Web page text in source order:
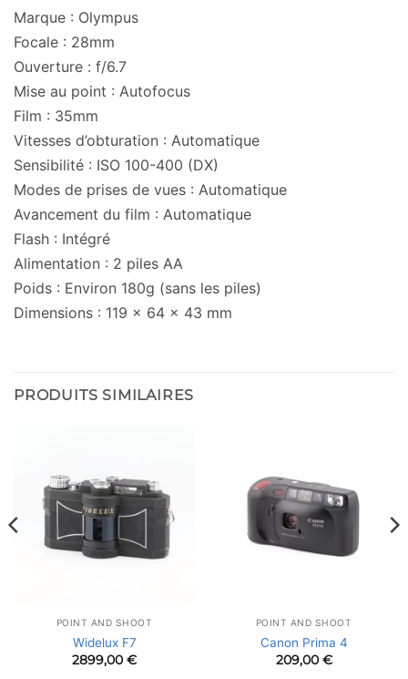
Marque : Olympus
Focale : 28mm
Ouverture : f/6.7
Mise au point : Autofocus
Film : 35mm
Vitesses d’obturation : Automatique
Sensibilité : ISO 100-400 (DX)
Modes de prises de vues : Automatique
Avancement du film : Automatique
Flash : Intégré
Alimentation : 2 piles AA
Poids : Environ 180g (sans les piles)
Dimensions : 119 x 64 x 43 mm
PRODUITS SIMILAIRES
POINT AND SHOOT
Widelux F7
2899,00 €
POINT AND SHOOT
Canon Prima 4
209,00 €